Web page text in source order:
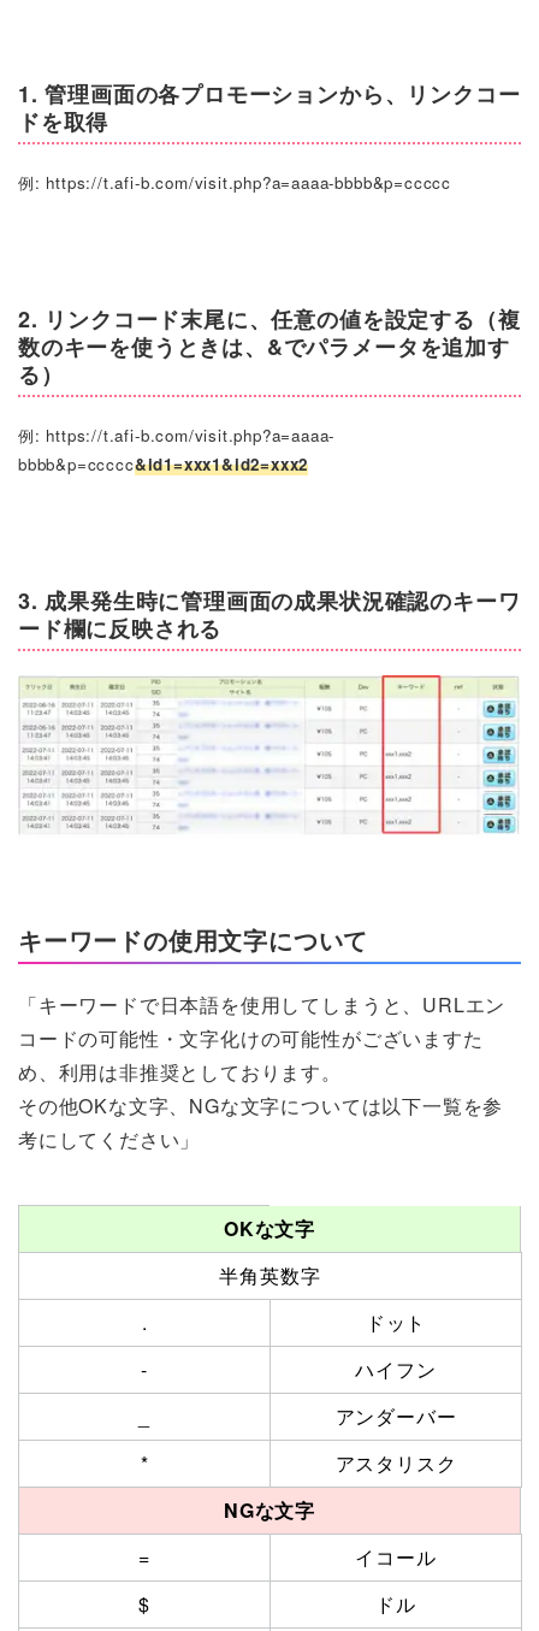
1. 管理画面の各プロモーションから、リンクコー
ドを取得
例: https://t.afi-b.com/visit.php?a=aaaa-bbbb&p=ccccc
2. リンクコード末尾に、任意の値を設定する（複
数のキーを使うときは、&でパラメータを追加す
る）
例: https://t.afi-b.com/visit.php?a=aaaa-
bbbb&p=ccccc&id1=xxx1&id2=xxx2
3. 成果発生時に管理画面の成果状況確認のキーワ
ード欄に反映される
キーワードの使用文字について
「キーワードで日本語を使用してしまうと、URLエン
コードの可能性・文字化けの可能性がございますた
め、利用は非推奨としております。
その他OKな文字、NGな文字については以下一覧を参
考にしてください」
OKな文字
半角英数字
.
ドット
-
ハイフン
アンダーバー
*
アスタリスク
NGな文字
=
イコール
$
ドル